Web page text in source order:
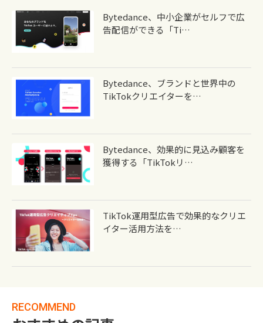
Bytedance、中小企業がセルフで広
告配信ができる「Ti…
Bytedance、ブランドと世界中の
TikTokクリエイターを…
Bytedance、効果的に見込み顧客を
獲得する「TikTokリ…
TikTok運用型広告で効果的なクリエ
イター活用方法を…
RECOMMEND